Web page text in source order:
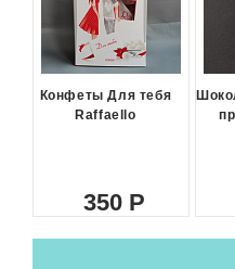
Конфеты Для тебя
Raffaello
350